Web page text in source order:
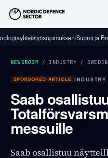
/Suomi ja Brasilia
NEWSROOM / INDUSTRY / SWEDEN
SPONSORED ARTICLE INDUSTRY
Saab
messuille
Saab osallistuu